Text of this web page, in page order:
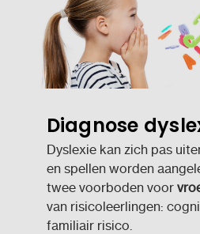
Diagnose
Dyslexie kan zich pas
en spellen worden
twee voorboden voor
van risicoleerlingen:
familiair risico.